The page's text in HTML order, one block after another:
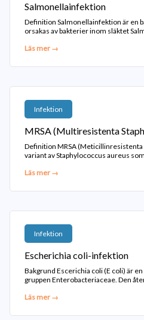
Salmonellainfektion
Definition Salmonellainfektion är en
orsakas av bakterier inom släktet
Läs mer →
Infektion
MRSA (Multiresistenta
Definition MRSA (Meticillinresistenta
variant av Staphylococcus aureus
Läs mer →
Infektion
Escherichia coli-infektion
Bakgrund Escerichia coli (E coli) är
gruppen Enterobacteriaceae. Den
Läs mer →